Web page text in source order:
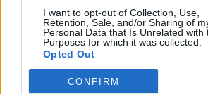
I want to opt-out of Collection, Use,
Retention, Sale, and/or Sharing of
Personal Data that Is Unrelated with
Purposes for which it was collected.
Opted Out
CONFIRM
Nufilmavo, kaip patvino Vilniaus
vaizdas pribloškia
Žinios | Lietuvos diena